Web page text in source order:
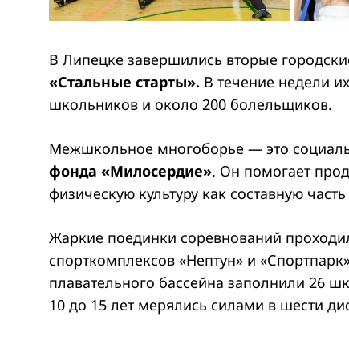
В Липецке завершились вторые
«Стальные старты». В течение недели
школьников и около 200 болельщиков.
Межшкольное многоборье — это
фонда «Милосердие». Он помогает
физическую культуру как составную
Жаркие поединки соревнований
спорткомплексов «Нептун» и
плавательного бассейна заполнили 26
10 до 15 лет мерялись силами в шести